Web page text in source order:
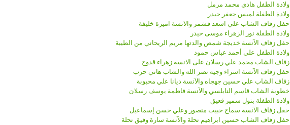
ولادة الطفل هادي محمد مرمل
ولادة الطفلة لميس جعفر حيدر
حفل زفاف الشاب علي اسعد قشمر والانسة اميرة خليفة
ولادة الطفلة نور الزهراء موسى حيدر
حفل زفاف الآنسة خديجة شمص والدتها مريم الريحاني من الطيبة
ولادة الطفل علي أحمد عباس حمود
زفاف الشاب محمد علي رسلان على الانسة زهراء قدوح
حفل زفاف الآنسة اسراء وجيه نصر الله والشاب هاني حرب
زفاف الشاب علي حسين جهجاه والآنسة ديانا علي محبوبة
خطوبة الشاب قاسم النابلسي والآنسة فاطمة يوسف رسلان
ولادة الطفلة بتول سمير قعيق
حفل زفاف الآنسة سماح حبيب منصور وعلي حسن إسماعيل
حفل زفاف الشاب حسين ابراهيم نحلة والآنسة سارة وفيق نحلة